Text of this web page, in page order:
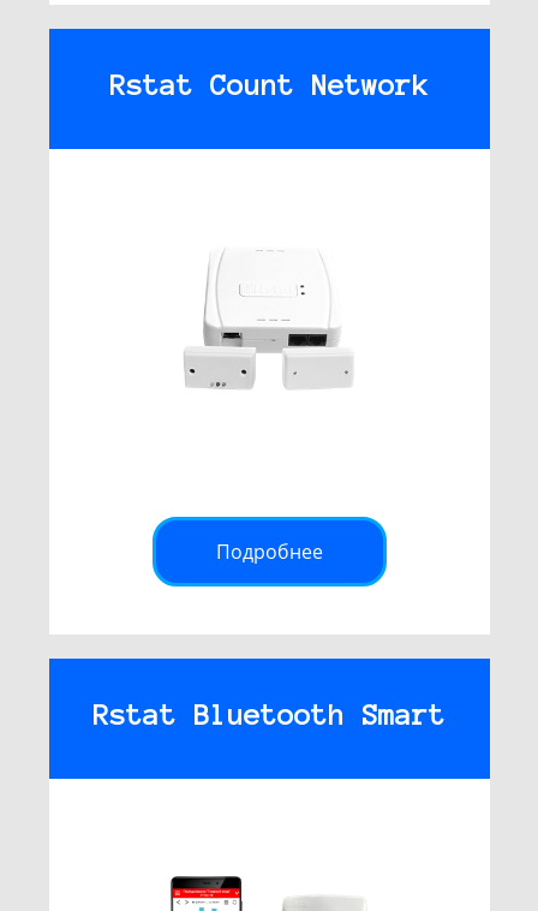
Rstat Count Network
Подробнее
Rstat Bluetooth Smart